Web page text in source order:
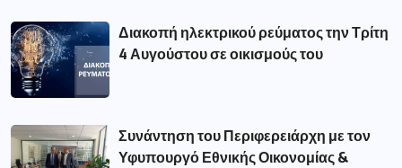
Διακοπή ηλεκτρικού ρεύματος την Τρίτη
4 Αυγούστου σε οικισμούς του
Συνάντηση του Περιφερειάρχη με τον
Υφυπουργό Εθνικής Οικονομίας &